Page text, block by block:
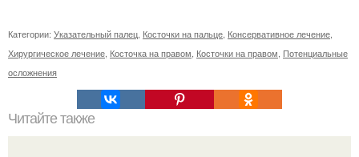
Категории: Указательный палец Косточки на пальце Консервативное лечение
Хирургическое лечение Косточка на правом Косточки на правом Потенциальные
осложнения
Читайте также